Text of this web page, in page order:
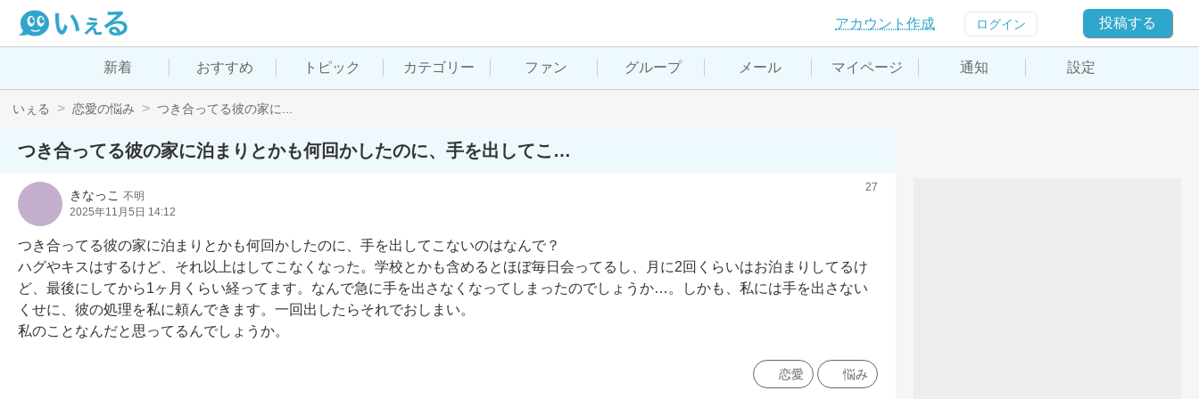
アカウント作成 ログイン 投稿する
新着 おすすめ トピック カテゴリー ファン グループ メール マイページ 通知 設定
いぇる 恋愛の悩み つき合ってる彼の家に...
つき合ってる彼の家に泊まりとかも何回かしたのに、手を出してこ…
きなっこ 不明
2025年11月5日 14:12
27
つき合ってる彼の家に泊まりとかも何回かしたのに、手を出してこないのはなんで？
ハグやキスはするけど、それ以上はしてこなくなった。学校とかも含めるとほぼ毎日会ってるし、月に2回くらいはお泊まりしてるけ
ど、最後にしてから1ヶ月くらい経ってます。なんで急に手を出さなくなってしまったのでしょうか…。しかも、私には手を出さない
くせに、彼の処理を私に頼んできます。一回出したらそれでおしまい。
私のことなんだと思ってるんでしょうか。
恋愛 悩み